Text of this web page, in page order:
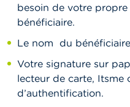
besoin de votre
bénéficiaire.
Le nom du
Votre signature sur
lecteur de carte, Itsme
d’authentification.